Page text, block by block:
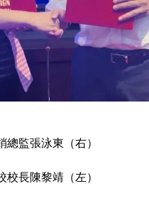
監張泳東（右）
校長陳黎靖（左）